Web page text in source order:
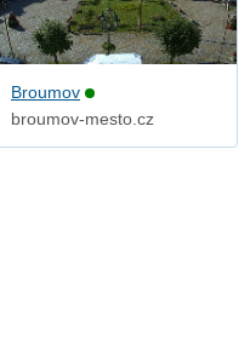
Broumov
broumov-mesto.cz